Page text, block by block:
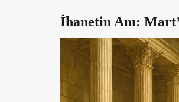
İhanetin Anı: